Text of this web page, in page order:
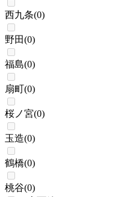
西九条(0)
野田(0)
福島(0)
扇町(0)
桜ノ宮(0)
玉造(0)
鶴橋(0)
桃谷(0)